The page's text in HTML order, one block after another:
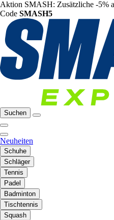
Aktion SMASH: Zusätzliche -5%
Code SMASH5
Suchen
Neuheiten
Schuhe
Schläger
Tennis
Padel
Badminton
Tischtennis
Squash